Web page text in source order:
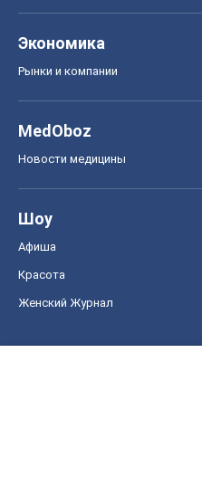
Экономика
Рынки и компании
MedOboz
Новости медицины
Шоу
Афиша
Красота
Женский Журнал